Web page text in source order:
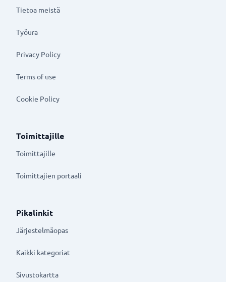
Tietoa meistä
Työura
Privacy Policy
Terms of use
Cookie Policy
Toimittajille
Toimittajille
Toimittajien portaali
Pikalinkit
Järjestelmäopas
Kaikki kategoriat
Sivustokartta